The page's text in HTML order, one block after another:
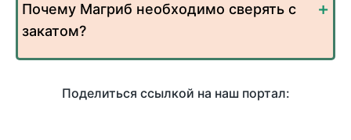
Почему Магриб необходимо сверять с
закатом?
Поделиться ссылкой на наш портал: